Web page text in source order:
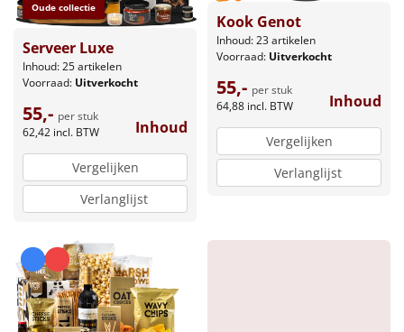
Oude collectie
Serveer Luxe
Inhoud: 25 artikelen
Voorraad: Uitverkocht
55,- per stuk
62,42 incl. BTW Inhoud
Vergelijken
Verlanglijst
Kook Genot
Inhoud: 23 artikelen
Voorraad: Uitverkocht
55,- per stuk
64,88 incl. BTW Inhoud
Vergelijken
Verlanglijst